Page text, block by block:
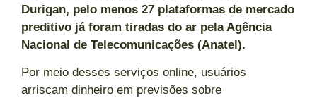
Durigan, pelo menos 27 plataformas de mercado
preditivo já foram tiradas do ar pela Agência
Nacional de Telecomunicações (Anatel).
Por meio desses serviços online, usuários
arriscam dinheiro em previsões sobre